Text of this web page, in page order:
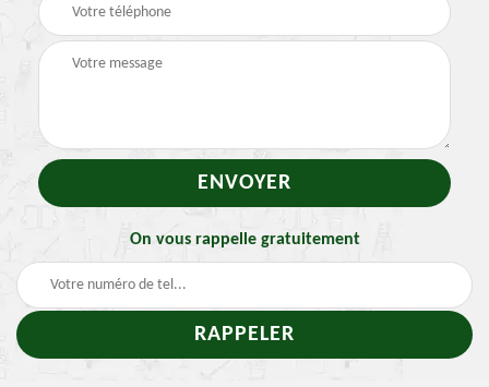
On vous rappelle gratuitement